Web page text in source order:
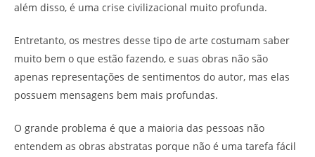
além disso, é uma crise civilizacional muito profunda.
Entretanto, os mestres desse tipo de arte costumam saber
muito bem o que estão fazendo, e suas obras não são
apenas representações de sentimentos do autor, mas elas
possuem mensagens bem mais profundas.
O grande problema é que a maioria das pessoas não
entendem as obras abstratas porque não é uma tarefa fácil